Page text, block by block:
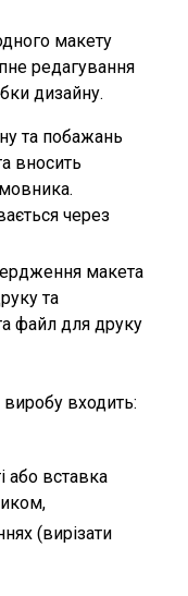
макету
редагування
дизайну.
та побажань
вносить
через
макета
та
файл для друку
виробу входить:
або вставка
(вирізати